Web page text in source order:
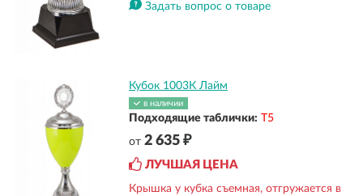
Задать вопрос о товаре
Кубок 1003К Лайм
в наличии
Подходящие таблички: Т5
от2 635 ₽
ЛУЧШАЯ ЦЕНА
Крышка у кубка съемная, отгружается в